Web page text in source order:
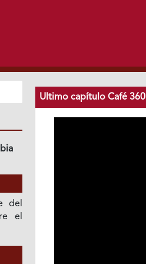
del
el
Ultimo capítulo Café 360